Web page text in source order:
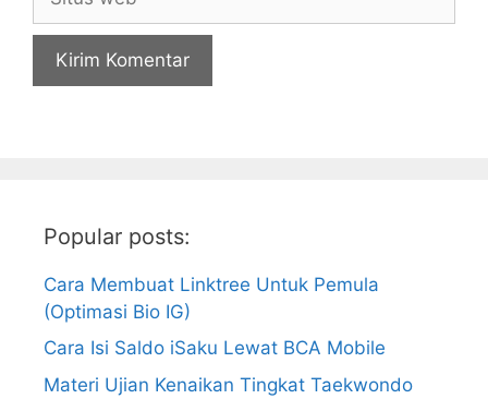
web
Popular posts:
Cara Membuat Linktree Untuk Pemula
(Optimasi Bio IG)
Cara Isi Saldo iSaku Lewat BCA Mobile
Materi Ujian Kenaikan Tingkat Taekwondo